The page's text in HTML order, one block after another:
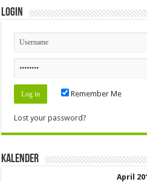
Login
Remember Me
Lost your password?
Kalender
April